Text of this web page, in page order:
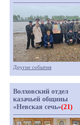
Другие события
Волховский отдел
казачьей общины
«Невская сечь»(21)